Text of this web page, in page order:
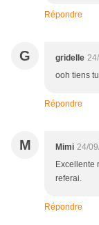
Répondre
G gridelle
ooh tiens
Répondre
M Mimi 24/
Excellente
referai.
Répondre